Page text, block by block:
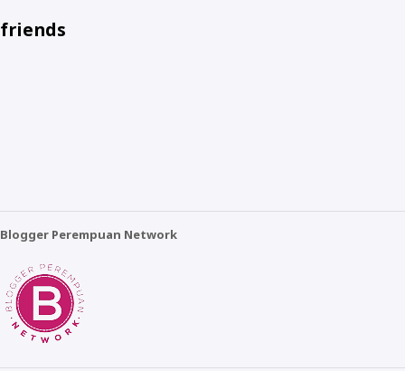
friends
Blogger Perempuan Network